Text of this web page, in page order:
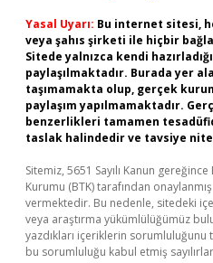
Yasal Uyarı: Bu internet sitesi,
veya şahıs şirketi ile hiçbir
Sitede yalnızca kendi
paylaşılmaktadır. Burada yer
taşımamakta olup, gerçek
paylaşım yapılmamaktadır.
benzerlikleri tamamen
taslak halindedir ve tavsiye
Sitemiz, 5651 Sayılı Kanun
Kurumu (BTK) tarafından
vermektedir. Bu nedenle, sitedeki
veya araştırma yükümlülüğümüz
yazdıkları içeriklerin
bu sorumluluğu kabul etmiş